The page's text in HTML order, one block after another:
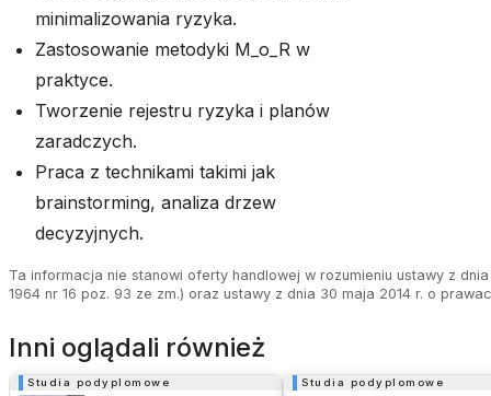
minimalizowania ryzyka.
Zastosowanie metodyki M_o_R w
praktyce.
Tworzenie rejestru ryzyka i planów
zaradczych.
Praca z technikami takimi jak
brainstorming, analiza drzew
decyzyjnych.
Ta informacja nie stanowi oferty handlowej w rozumieniu ustawy z
1964 nr 16 poz. 93 ze zm.) oraz ustawy z dnia 30 maja 2014 r. o
Inni oglądali również
Studia podyplomowe Studia podyplomowe